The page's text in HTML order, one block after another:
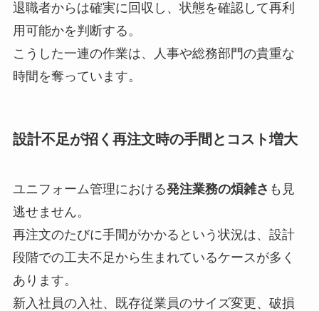
退職者からは確実に回収し、状態を確認して再利
用可能かを判断する。
こうした一連の作業は、人事や総務部門の貴重な
時間を奪っています。
設計不足が招く再注文時の手間とコスト増大
ユニフォーム管理における発注業務の煩雑さ も見
逃せません。
再注文のたびに手間がかかるという状況は、設計
段階での工夫不足から生まれているケースが多く
あります。
新入社員の入社、既存従業員のサイズ変更、破損